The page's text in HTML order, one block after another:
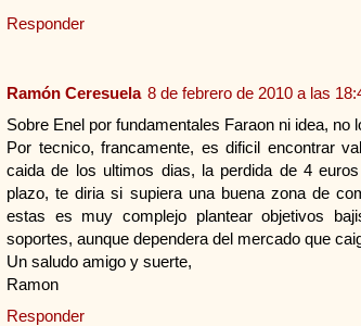
Responder
Ramón Ceresuela 8 de febrero de 2010 a las
Sobre Enel por fundamentales Faraon ni idea, no
Por tecnico, francamente, es dificil encontrar
caida de los ultimos dias, la perdida de 4
plazo, te diria si supiera una buena zona de
estas es muy complejo plantear objetivos
soportes, aunque dependera del mercado que
Un saludo amigo y suerte,
Ramon
Responder